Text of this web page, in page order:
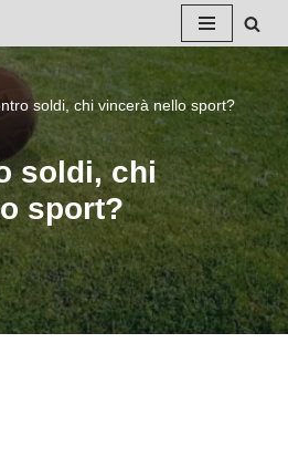
soldi, chi vincerà nello sport?
soldi, chi
sport?